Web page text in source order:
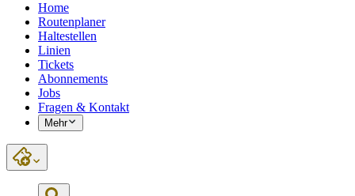
Home
Routenplaner
Haltestellen
Linien
Tickets
Abonnements
Jobs
Fragen & Kontakt
Mehr